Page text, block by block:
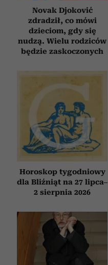
Novak Djoković
zdradził, co mówi
dzieciom, gdy się
nudzą. Wielu rodziców
będzie zaskoczonych
Horoskop tygodniowy
dla Bliźniąt na 27 lipca–
2 sierpnia 2026